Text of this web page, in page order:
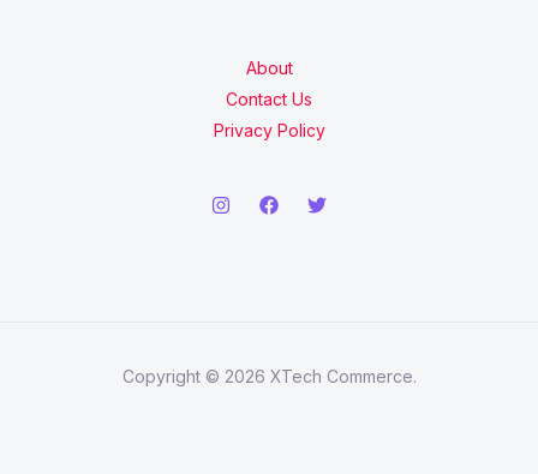
About
Contact Us
Privacy Policy
Copyright © 2026 XTech Commerce.